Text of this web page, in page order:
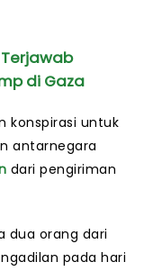
di Gaza
konspirasi untuk
antarnegara
dari pengiriman
dua orang dari
pada hari